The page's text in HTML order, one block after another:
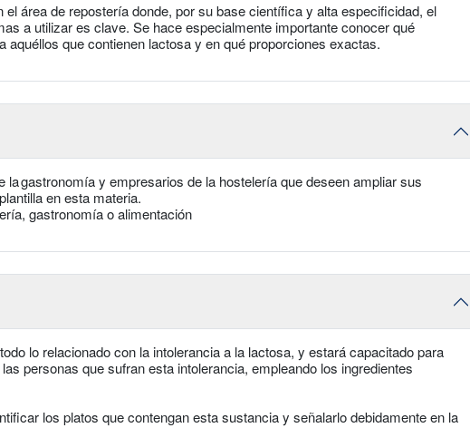
área de repostería donde, por su base científica y alta especificidad, el
a utilizar es clave. Se hace especialmente importante conocer qué
aquéllos que contienen lactosa y en qué proporciones exactas.
la gastronomía y empresarios de la hostelería que deseen ampliar sus
en esta materia.
gastronomía o alimentación
lo relacionado con la intolerancia a la lactosa, y estará capacitado para
personas que sufran esta intolerancia, empleando los ingredientes
los platos que contengan esta sustancia y señalarlo debidamente en la